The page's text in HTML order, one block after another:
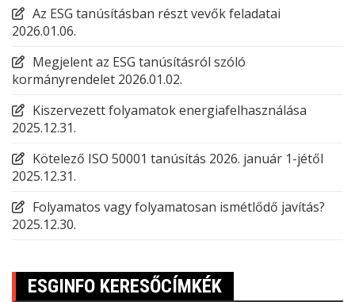
Az ESG tanúsításban részt vevők feladatai
2026.01.06.
Megjelent az ESG tanúsításról szóló
kormányrendelet 2026.01.02.
Kiszervezett folyamatok energiafelhasználása
2025.12.31.
Kötelező ISO 50001 tanúsítás 2026. január 1-jétől
2025.12.31.
Folyamatos vagy folyamatosan ismétlődő javítás?
2025.12.30.
ESGINFO KERESŐCÍMKÉK